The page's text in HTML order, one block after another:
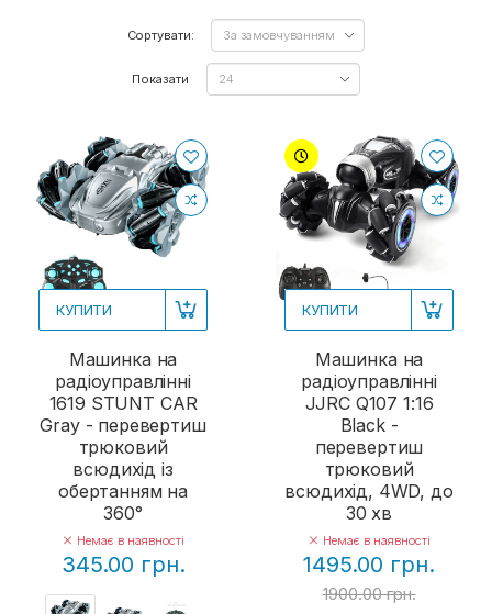
Сортувати:
Показати
КУПИТИ
Машинка на
радіоуправлінні
1619 STUNT CAR
Gray - перевертиш
трюковий
всюдихід із
обертанням на
360°
Немає в наявності
345.00 грн.
КУПИТИ
Машинка на
радіоуправлінні
JJRC Q107 1:16
Black -
перевертиш
трюковий
всюдихід, 4WD, до
30 хв
Немає в наявності
1495.00 грн.
1900.00 грн.